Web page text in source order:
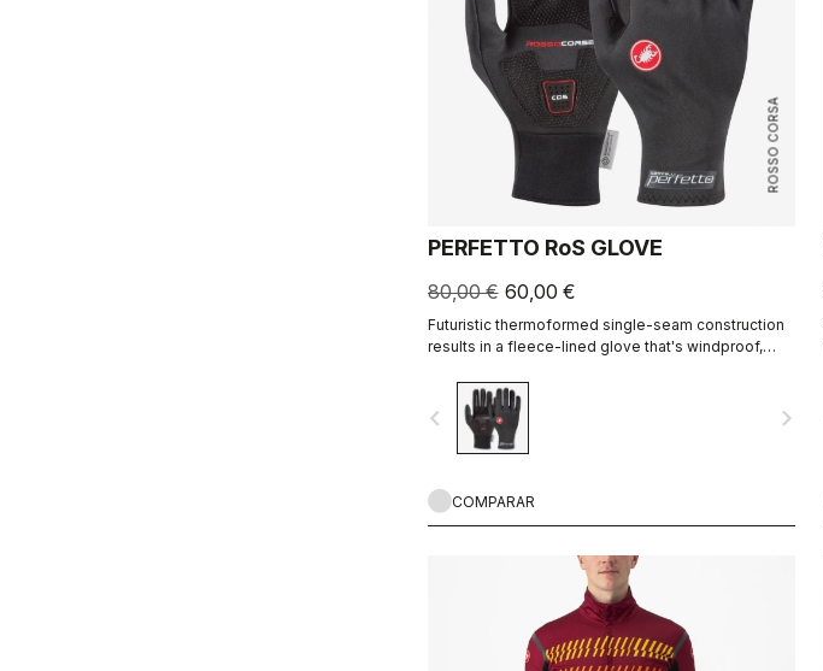
ROSSO CORSA
PERFETTO RoS GLOVE
80,00 € 60,00 €
Futuristic thermoformed single-seam construction
results in a fleece-lined glove that's windproof,
comfortable.
navigate_before navigate_next
COMPARAR